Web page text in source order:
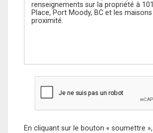
En cliquant sur le bouton « soumettre